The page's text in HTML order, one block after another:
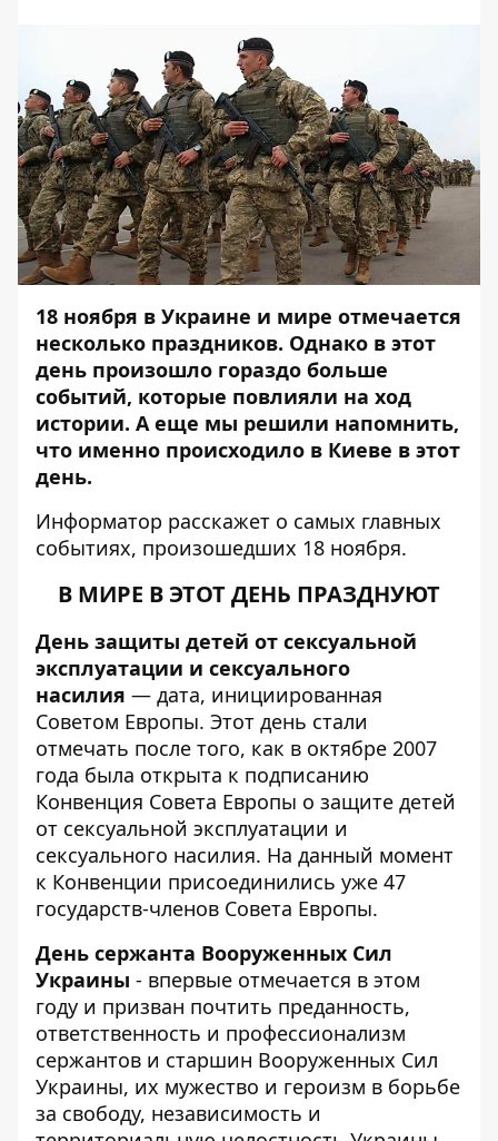
18 ноября в Украине и мире отмечается
несколько праздников. Однако в этот
день произошло гораздо больше
событий, которые повлияли на ход
истории. А еще мы решили напомнить,
что именно происходило в Киеве в этот
день.
Информатор расскажет о самых главных
событиях, произошедших 18 ноября.
В МИРЕ В ЭТОТ ДЕНЬ ПРАЗДНУЮТ
День защиты детей от сексуальной
эксплуатации и сексуального
насилия — дата, инициированная
Советом Европы. Этот день стали
отмечать после того, как в октябре 2007
года была открыта к подписанию
Конвенция Совета Европы о защите детей
от сексуальной эксплуатации и
сексуального насилия. На данный момент
к Конвенции присоединились уже 47
государств-членов Совета Европы.
День сержанта Вооруженных Сил
Украины - впервые отмечается в этом
году и призван почтить преданность,
ответственность и профессионализм
сержантов и старшин Вооруженных Сил
Украины, их мужество и героизм в борьбе
за свободу, независимость и